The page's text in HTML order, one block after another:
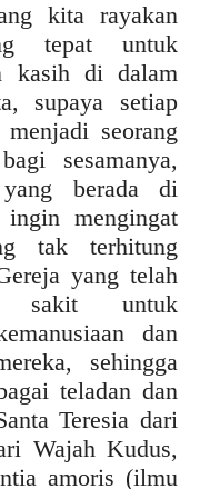
kita rayakan
tepat untuk
kasih di dalam
supaya setiap
seorang
sesamanya,
berada di
mengingat
tak terhitung
yang telah
sakit untuk
dan
sehingga
teladan dan
Teresia dari
Wajah Kudus,
amoris (ilmu